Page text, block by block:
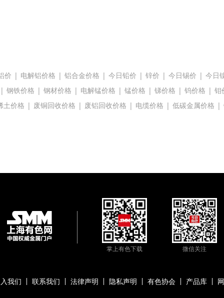
价 | 电解铝价格 | 铝合金价格 | 今日铅价 | 锌价 | 今日锡价 | 今日
| 钢铁价格 | 钢材价格 | 电解锰价格 | 锰价格 | 锑价格 | 钨价格 | 钼
土价格 | 废铜回收价格 | 废铝回收价格 | 电缆价格 | 低碳金属价格 |
掌上有色下载 微信关注
我们 联系我们 法律声明 隐私声明 有色协会 产品库